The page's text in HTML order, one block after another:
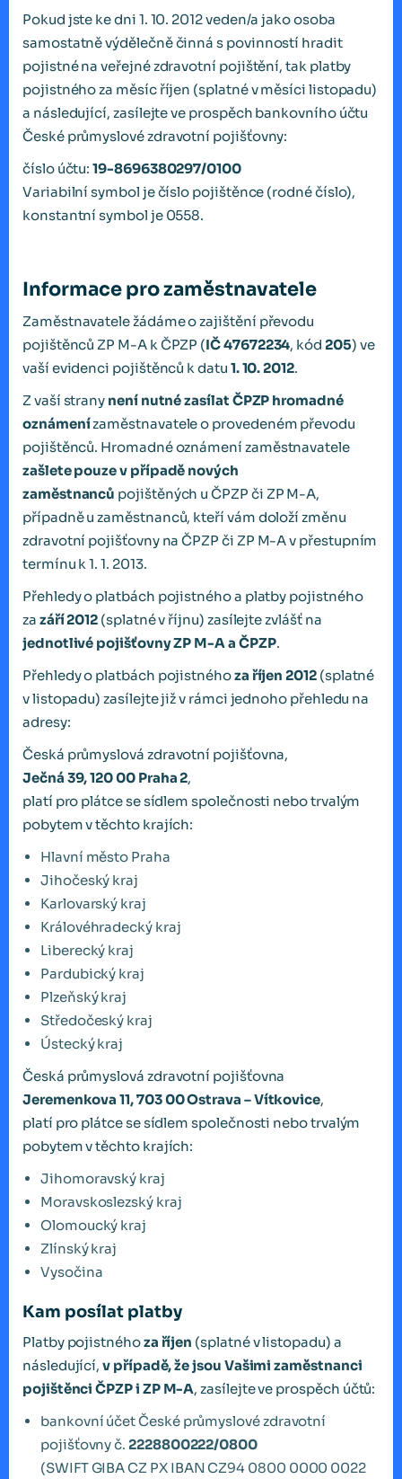
Pokud jste ke dni 1. 10. 2012 veden/a jako osoba
samostatně výdělečně činná s povinností hradit
pojistné na veřejné zdravotní pojištění, tak platby
pojistného za měsíc říjen (splatné v měsíci listopadu)
a následující, zasílejte ve prospěch bankovního účtu
České průmyslové zdravotní pojišťovny:
číslo účtu:19-8696380297/0100
Variabilní symbol je číslo pojištěnce (rodné číslo),
konstantní symbol je 0558.
Informace pro zaměstnavatele
Zaměstnavatele žádáme o zajištění převodu
pojištěnců ZP M-A k ČPZP (IČ 47672234, kód205) ve
vaší evidenci pojištěnců k datu 1. 10. 2012.
Z vaší strany není nutné zasílat ČPZP hromadné
oznámenízaměstnavatele o provedeném převodu
pojištěnců. Hromadné oznámení zaměstnavatele
zašlete pouze v případě nových
zaměstnanců pojištěných u ČPZP či ZP M-A,
případně u zaměstnanců, kteří vám doloží změnu
zdravotní pojišťovny na ČPZP či ZP M-A v přestupním
termínu k 1. 1. 2013.
Přehledy o platbách pojistného a platby pojistného
za září 2012 (splatné v říjnu) zasílejte zvlášť na
jednotlivé pojišťovny ZP M-A a ČPZP.
Přehledy o platbách pojistnéhoza říjen 2012(splatné
v listopadu) zasílejte již v rámci jednoho přehledu na
adresy:
Česká průmyslová zdravotní pojišťovna,
Ječná 39, 120 00 Praha 2,
platí pro plátce se sídlem společnosti nebo trvalým
pobytem v těchto krajích:
Hlavní město Praha
Jihočeský kraj
Karlovarský kraj
Královéhradecký kraj
Liberecký kraj
Pardubický kraj
Plzeňský kraj
Středočeský kraj
Ústecký kraj
Česká průmyslová zdravotní pojišťovna
Jeremenkova 11, 703 00 Ostrava – Vítkovice,
platí pro plátce se sídlem společnosti nebo trvalým
pobytem v těchto krajích:
Jihomoravský kraj
Moravskoslezský kraj
Olomoucký kraj
Zlínský kraj
Vysočina
Kam posílat platby
Platby pojistnéhoza říjen (splatné v listopadu) a
následující,v případě, že jsou Vašimi zaměstnanci
pojištěnci ČPZP i ZP M-A, zasílejte ve prospěch účtů:
bankovní účet České průmyslové zdravotní
pojišťovny č.2228800222/0800
(SWIFT GIBA CZ PX IBAN CZ94 0800 0000 0022